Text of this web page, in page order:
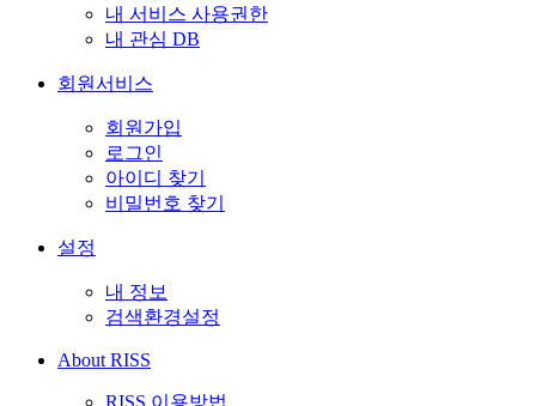
내 서비스 사용권한
내 관심 DB
회원서비스
회원가입
로그인
아이디 찾기
비밀번호 찾기
설정
내 정보
검색환경설정
About RISS
RISS 이용방법